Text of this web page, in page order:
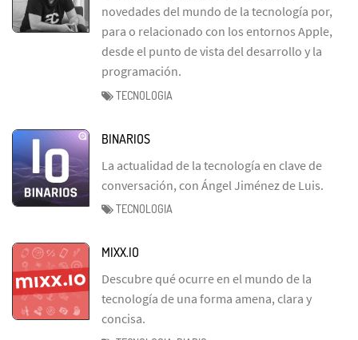
novedades del mundo de la tecnología por,
para o relacionado con los entornos Apple,
desde el punto de vista del desarrollo y la
programación.
TECNOLOGIA
BINARIOS
La actualidad de la tecnología en clave de
conversación, con Ángel Jiménez de Luis.
TECNOLOGIA
MIXX.IO
Descubre qué ocurre en el mundo de la
tecnología de una forma amena, clara y
concisa.